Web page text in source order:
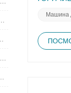
который
Машина